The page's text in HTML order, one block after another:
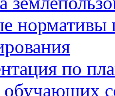
нормативы
по